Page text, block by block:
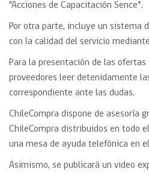
“Acciones de Capacitación Sence”.
Por otra parte, incluye un sistema
con la calidad del servicio
Para la presentación de las ofertas
proveedores leer detenidamente
correspondiente ante las dudas.
ChileCompra dispone de asesoría
ChileCompra distribuidos en todo
una mesa de ayuda telefónica en
Asimismo, se publicará un video